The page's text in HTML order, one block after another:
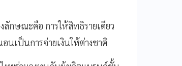
กษณะคือ การให้สิทธิรายเดียว
นเป็นการจ่ายเงินให้ต่างชาติ